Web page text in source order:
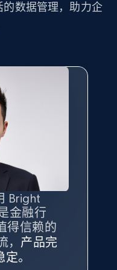
and more.
Collecting
Date
and more.
注册使用
数据管理，助力企
Bright
金融行
得信赖的
产品完
。
代理基础
络数据。
Data
Bright
最好、
Bright
作用的地
可靠性印
非常满
的合作感
很不错，